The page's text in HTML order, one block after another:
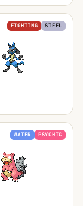
FIGHTING STEEL
WATER PSYCHIC